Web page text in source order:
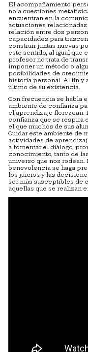
El acompañamiento
no a cuestiones
encuentran en la
actuaciones
relación entre dos
capacidades para
construir juntas nuevas
este sentido, al igual que
profesor no trata de
imponer un método o
posibilidades de
historia personal. Al fin y
último de su existencia.
Con frecuencia se habla
ambiente de confianza
el aprendizaje florezcan.
confianza que se respira
el que muchos de sus
Cuidar este ambiente de
actividades de
a fomentar el diálogo,
conocimiento, tanto de
universo que nos rodean.
benevolencia se haga
los juicios y las
ser más susceptibles de
aquellas que se realizan